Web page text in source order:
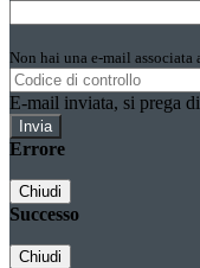
Non hai una e-mail
E-mail inviata, si prega
Errore
Chiudi
Successo
Chiudi